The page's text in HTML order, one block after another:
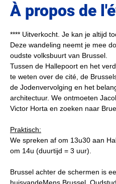
À propos de
**** Uitverkocht. Je kan je altijd
Deze wandeling neemt je mee
oudste volksbuurt van Brussel.
Tussen de Hallepoort en het
te weten over de cité, de
de Jodenvervolging en het
architectuur. We ontmoeten
Victor Horta en zoeken naar
Praktisch:
We spreken af om 13u30 aan
om 14u (duurtijd = 3 uur).
Brussel achter de schermen is
huisvandeMens Brussel,